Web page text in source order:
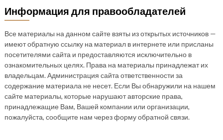
Информация для правообладателей
Все материалы на данном сайте взяты из открытых источников —
имеют обратную ссылку на материал в интернете или присланы
посетителями сайта и предоставляются исключительно в
ознакомительных целях. Права на материалы принадлежат их
владельцам. Администрация сайта ответственности за
содержание материала не несет. Если Вы обнаружили на нашем
сайте материалы, которые нарушают авторские права,
принадлежащие Вам, Вашей компании или организации,
пожалуйста, сообщите нам через форму обратной связи.